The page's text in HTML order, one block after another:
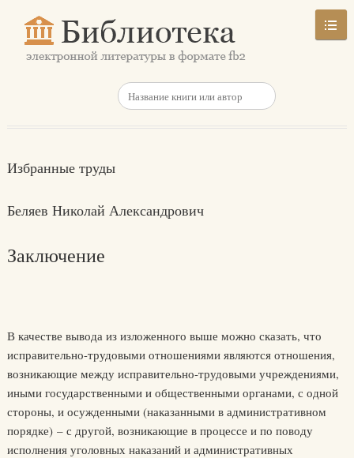
Избранные труды
Беляев Николай Александрович
Заключение
В качестве вывода из изложенного выше можно сказать, что
исправительно-трудовыми отношениями являются отношения,
возникающие между исправительно-трудовыми учреждениями,
иными государственными и общественными органами, с одной
стороны, и осужденными (наказанными в административном
порядке) – с другой, возникающие в процессе и по поводу
исполнения уголовных наказаний и административных